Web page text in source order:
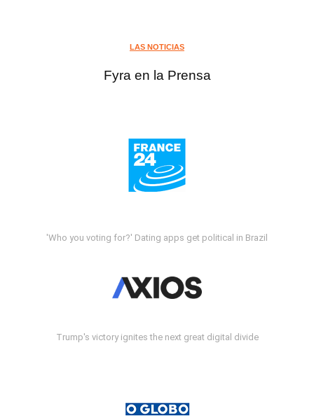
LAS NOTICIAS
Fyra en la Prensa
'Who you voting for?' Dating apps get political in Brazil
Trump's victory ignites the next great digital divide